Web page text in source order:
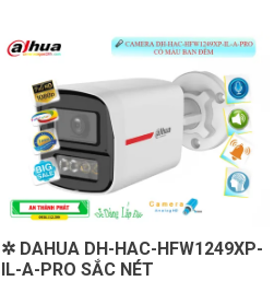
✲ DAHUA DH-HAC-HFW1249XP-
IL-A-PRO SẮC NÉT